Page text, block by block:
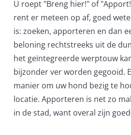
U roept "Breng hier!" of
rent er meteen op af, goed
is: zoeken, apporteren en dan
beloning rechtstreeks uit de
het geïntegreerde werptouw
bijzonder ver worden gegooid.
manier om uw hond bezig te
locatie. Apporteren is net zo
in de stad, want overal zijn